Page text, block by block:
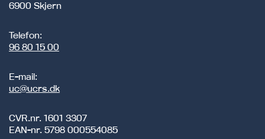
6900 Skjern
Telefon:
96 80 15 00
E-mail:
uc@ucrs.dk
CVR.nr. 1601 3307
EAN-nr. 5798 000554085